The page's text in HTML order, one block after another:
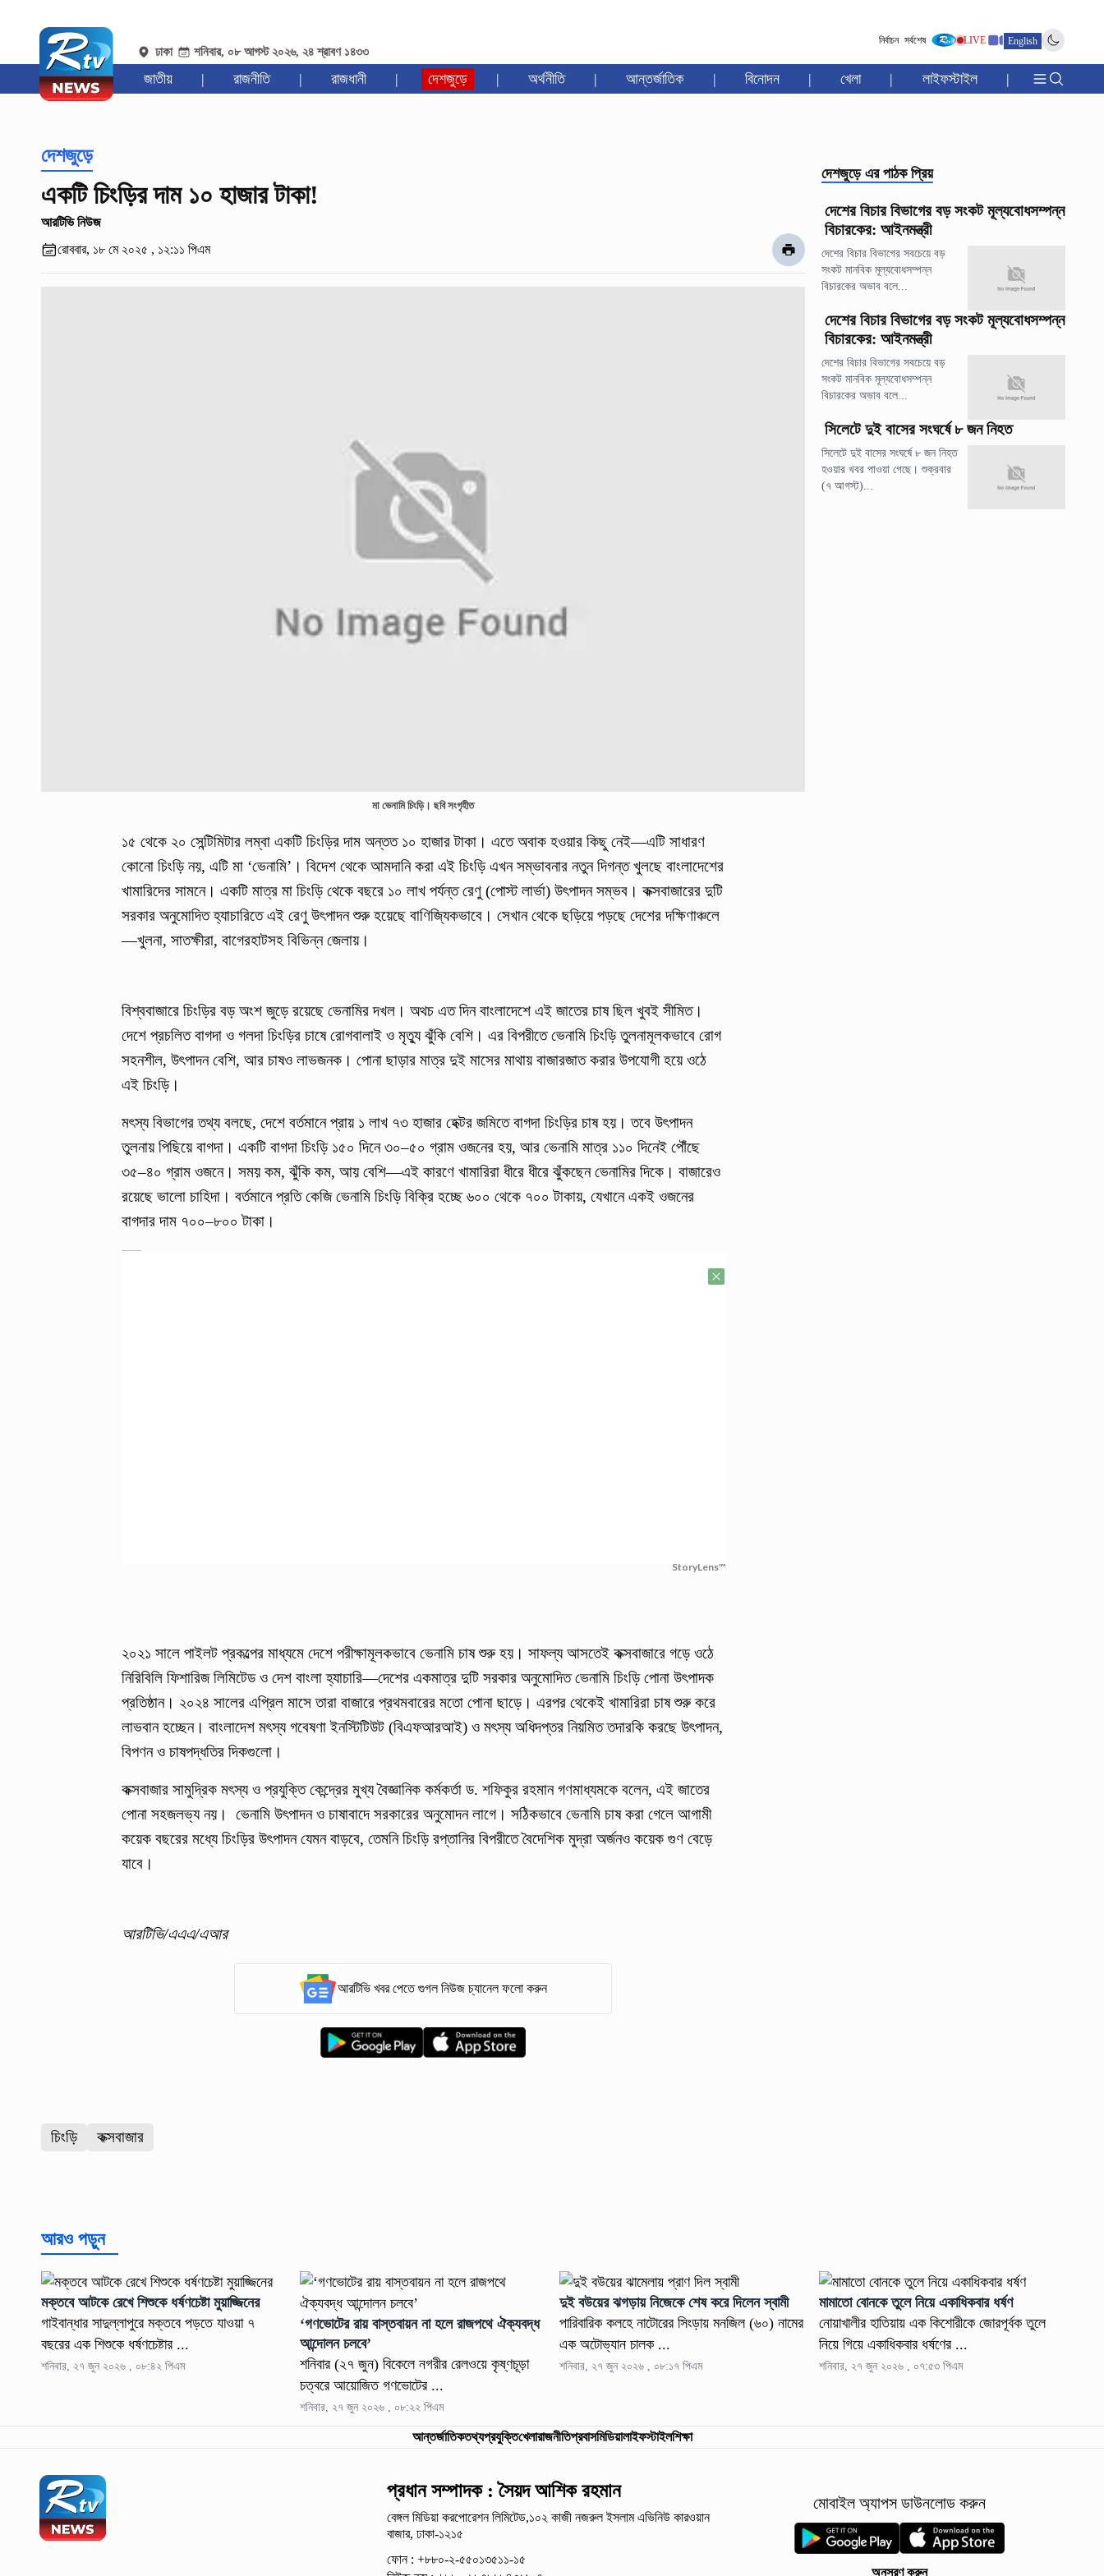
ঢাকা শনিবার, ০৮ আগস্ট ২০২৬, ২৪ শ্রাবণ ১৪৩৩
নির্বাচন সর্বশেষ LIVE English
জাতীয় | রাজনীতি | রাজধানী | দেশজুড়ে | অর্থনীতি | আন্তর্জাতিক | বিনোদন | খেলা | লাইফস্টাইল |
দেশজুড়ে
একটি চিংড়ির দাম ১০ হাজার টাকা!
আরটিভি নিউজ
রোববার, ১৮ মে ২০২৫ , ১২:১১ পিএম
মা ভেনামি চিংড়ি। ছবি সংগৃহীত
১৫ থেকে ২০ সেন্টিমিটার লম্বা একটি চিংড়ির দাম অন্তত ১০ হাজার টাকা। এতে অবাক হওয়ার কিছু নেই—এটি সাধারণ
কোনো চিংড়ি নয়, এটি মা ‘ভেনামি’। বিদেশ থেকে আমদানি করা এই চিংড়ি এখন সম্ভাবনার নতুন দিগন্ত খুলছে বাংলাদেশের
খামারিদের সামনে। একটি মাত্র মা চিংড়ি থেকে বছরে ১০ লাখ পর্যন্ত রেণু (পোস্ট লার্ভা) উৎপাদন সম্ভব। কক্সবাজারের দুটি
সরকার অনুমোদিত হ্যাচারিতে এই রেণু উৎপাদন শুরু হয়েছে বাণিজ্যিকভাবে। সেখান থেকে ছড়িয়ে পড়ছে দেশের দক্ষিণাঞ্চলে
—খুলনা, সাতক্ষীরা, বাগেরহাটসহ বিভিন্ন জেলায়।
বিশ্ববাজারে চিংড়ির বড় অংশ জুড়ে রয়েছে ভেনামির দখল। অথচ এত দিন বাংলাদেশে এই জাতের চাষ ছিল খুবই সীমিত।
দেশে প্রচলিত বাগদা ও গলদা চিংড়ির চাষে রোগবালাই ও মৃত্যু ঝুঁকি বেশি। এর বিপরীতে ভেনামি চিংড়ি তুলনামূলকভাবে রোগ
সহনশীল, উৎপাদন বেশি, আর চাষও লাভজনক। পোনা ছাড়ার মাত্র দুই মাসের মাথায় বাজারজাত করার উপযোগী হয়ে ওঠে
এই চিংড়ি।
মৎস্য বিভাগের তথ্য বলছে, দেশে বর্তমানে প্রায় ১ লাখ ৭৩ হাজার হেক্টর জমিতে বাগদা চিংড়ির চাষ হয়। তবে উৎপাদন
তুলনায় পিছিয়ে বাগদা। একটি বাগদা চিংড়ি ১৫০ দিনে ৩০–৫০ গ্রাম ওজনের হয়, আর ভেনামি মাত্র ১১০ দিনেই পৌঁছে
৩৫–৪০ গ্রাম ওজনে। সময় কম, ঝুঁকি কম, আয় বেশি—এই কারণে খামারিরা ধীরে ধীরে ঝুঁকছেন ভেনামির দিকে। বাজারেও
রয়েছে ভালো চাহিদা। বর্তমানে প্রতি কেজি ভেনামি চিংড়ি বিক্রি হচ্ছে ৬০০ থেকে ৭০০ টাকায়, যেখানে একই ওজনের
বাগদার দাম ৭০০–৮০০ টাকা।
StoryLens™
২০২১ সালে পাইলট প্রকল্পের মাধ্যমে দেশে পরীক্ষামূলকভাবে ভেনামি চাষ শুরু হয়। সাফল্য আসতেই কক্সবাজারে গড়ে ওঠে
নিরিবিলি ফিশারিজ লিমিটেড ও দেশ বাংলা হ্যাচারি—দেশের একমাত্র দুটি সরকার অনুমোদিত ভেনামি চিংড়ি পোনা উৎপাদক
প্রতিষ্ঠান। ২০২৪ সালের এপ্রিল মাসে তারা বাজারে প্রথমবারের মতো পোনা ছাড়ে। এরপর থেকেই খামারিরা চাষ শুরু করে
লাভবান হচ্ছেন। বাংলাদেশ মৎস্য গবেষণা ইনস্টিটিউট (বিএফআরআই) ও মৎস্য অধিদপ্তর নিয়মিত তদারকি করছে উৎপাদন,
বিপণন ও চাষপদ্ধতির দিকগুলো।
কক্সবাজার সামুদ্রিক মৎস্য ও প্রযুক্তি কেন্দ্রের মুখ্য বৈজ্ঞানিক কর্মকর্তা ড. শফিকুর রহমান গণমাধ্যমকে বলেন, এই জাতের
পোনা সহজলভ্য নয়। ভেনামি উৎপাদন ও চাষাবাদে সরকারের অনুমোদন লাগে। সঠিকভাবে ভেনামি চাষ করা গেলে আগামী
কয়েক বছরের মধ্যে চিংড়ির উৎপাদন যেমন বাড়বে, তেমনি চিংড়ি রপ্তানির বিপরীতে বৈদেশিক মুদ্রা অর্জনও কয়েক গুণ বেড়ে
যাবে।
আরটিভি/এএএ/এআর
আরটিভি খবর পেতে গুগল নিউজ চ্যানেল ফলো করুন
চিংড়ি কক্সবাজার
দেশজুড়ে এর পাঠক প্রিয়
দেশের বিচার বিভাগের বড় সংকট মূল্যবোধসম্পন্ন
বিচারকের: আইনমন্ত্রী
দেশের বিচার বিভাগের সবচেয়ে বড়
সংকট মানবিক মূল্যবোধসম্পন্ন
বিচারকের অভাব বলে...
দেশের বিচার বিভাগের বড় সংকট মূল্যবোধসম্পন্ন
বিচারকের: আইনমন্ত্রী
দেশের বিচার বিভাগের সবচেয়ে বড়
সংকট মানবিক মূল্যবোধসম্পন্ন
বিচারকের অভাব বলে...
সিলেটে দুই বাসের সংঘর্ষে ৮ জন নিহত
সিলেটে দুই বাসের সংঘর্ষে ৮ জন নিহত
হওয়ার খবর পাওয়া গেছে। শুক্রবার
(৭ আগস্ট)...
আরও পড়ুন
মক্তবে আটকে রেখে শিশুকে ধর্ষণচেষ্টা মুয়াজ্জিনের
গাইবান্ধার সাদুল্লাপুরে মক্তবে পড়তে যাওয়া ৭
বছরের এক শিশুকে ধর্ষণচেষ্টার ...
শনিবার, ২৭ জুন ২০২৬ , ০৮:৪২ পিএম
‘গণভোটের রায় বাস্তবায়ন না হলে রাজপথে ঐক্যবদ্ধ
আন্দোলন চলবে’
শনিবার (২৭ জুন) বিকেলে নগরীর রেলওয়ে কৃষ্ণচূড়া
চত্বরে আয়োজিত গণভোটের ...
শনিবার, ২৭ জুন ২০২৬ , ০৮:২২ পিএম
দুই বউয়ের ঝগড়ায় নিজেকে শেষ করে দিলেন স্বামী
পারিবারিক কলহে নাটোরের সিংড়ায় মনজিল (৬০) নামের
এক অটোভ্যান চালক ...
শনিবার, ২৭ জুন ২০২৬ , ০৮:১৭ পিএম
মামাতো বোনকে তুলে নিয়ে একাধিকবার ধর্ষণ
নোয়াখালীর হাতিয়ায় এক কিশোরীকে জোরপূর্বক তুলে
নিয়ে গিয়ে একাধিকবার ধর্ষণের ...
শনিবার, ২৭ জুন ২০২৬ , ০৭:৫৩ পিএম
আন্তর্জাতিকতথ্যপ্রযুক্তিখেলারাজনীতিপ্রবাসমিডিয়ালাইফস্টাইলশিক্ষা
প্রধান সম্পাদক : সৈয়দ আশিক রহমান
বেঙ্গল মিডিয়া করপোরেশন লিমিটেড,১০২ কাজী নজরুল ইসলামএভিনিউ কারওয়ান
বাজার, ঢাকা-১২১৫
ফোন : +৮৮০-২-৫৫০১৩৫১১-১৫
মোবাইল অ্যাপস ডাউনলোড করুন
অনুসরণ করুন